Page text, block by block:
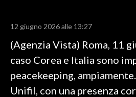
CALCIO
12 giugno 2026 alle 13:27
(Agenzia Vista) Roma, 11
caso Corea e Italia sono
peacekeeping,
Unifil, con una presenza